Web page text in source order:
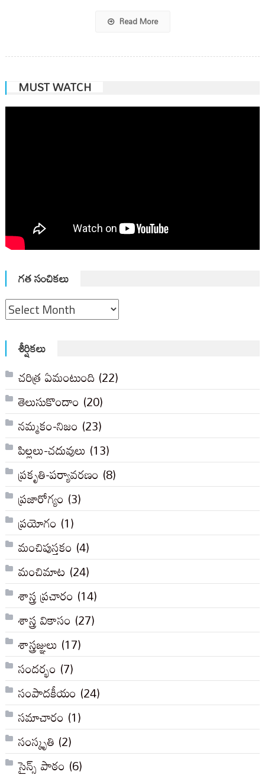
Read More
MUST WATCH
గత సంచికలు
గత
సంచికలు
శీర్షికలు
చరిత్ర ఏమంటుంది (22)
తెలుసుకొందాం (20)
నమ్మకం-నిజం (23)
పిల్లలు-చదువులు (13)
ప్రకృతి-పర్యావరణం (8)
ప్రజారోగ్యం (3)
ప్రయోగం (1)
మంచిపుస్తకం (4)
మంచిమాట (24)
శాస్త్ర ప్రచారం (14)
శాస్త్ర వికాసం (27)
శాస్త్రజ్ఞులు (17)
సందర్భం (7)
సంపాదకీయం (24)
సమాచారం (1)
సంస్కృతి (2)
సైన్స్ పాఠం (6)